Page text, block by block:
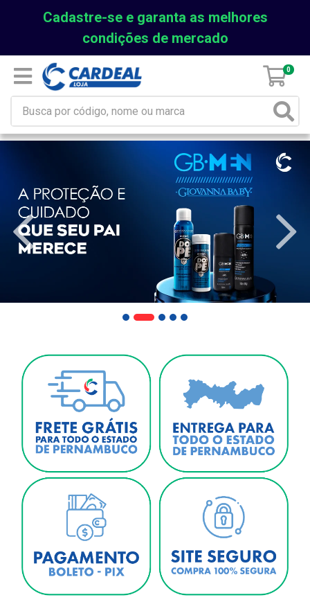
Cadastre-se e garanta as melhores
condições de mercado
0